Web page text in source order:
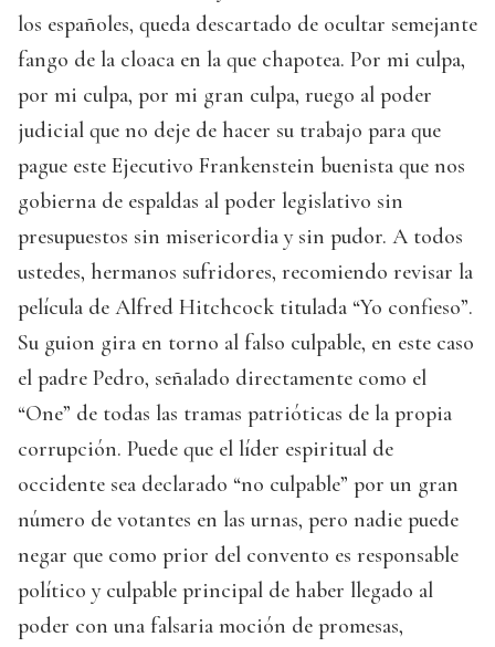
los españoles, queda descartado de ocultar semejante
fango de la cloaca en la que chapotea. Por mi culpa,
por mi culpa, por mi gran culpa, ruego al poder
judicial que no deje de hacer su trabajo para que
pague este Ejecutivo Frankenstein buenista que nos
gobierna de espaldas al poder legislativo sin
presupuestos sin misericordia y sin pudor. A todos
ustedes, hermanos sufridores, recomiendo revisar la
película de Alfred Hitchcock titulada “Yo confieso”.
Su guion gira en torno al falso culpable, en este caso
el padre Pedro, señalado directamente como el
“One” de todas las tramas patrióticas de la propia
corrupción. Puede que el líder espiritual de
occidente sea declarado “no culpable” por un gran
número de votantes en las urnas, pero nadie puede
negar que como prior del convento es responsable
político y culpable principal de haber llegado al
poder con una falsaria moción de promesas,